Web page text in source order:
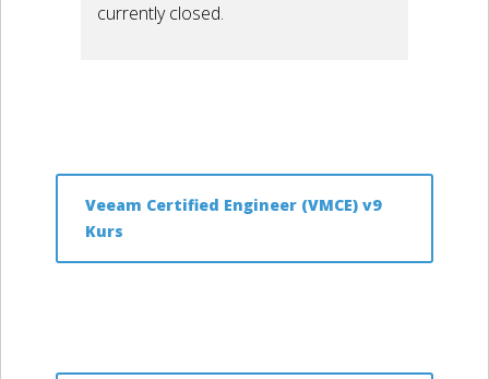
currently closed.
Veeam Certified Engineer (VMCE) v9
Kurs